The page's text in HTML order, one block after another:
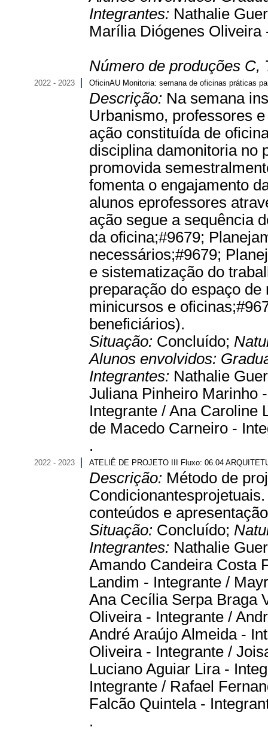
Integrantes: Nathalie
Marília Diógenes Oliveira
Número de produções C,
2022 - 2023 OficinAU Monitoria: semana de oficinas práticas
Descrição: Na semana
Urbanismo, professores
ação constituída de
disciplina damonitoria no
promovida
fomenta o engajamento
alunos eprofessores
ação segue a sequência
da oficina;#9679;
necessários;#9679;
e sistematização do
preparação do espaço
minicursos e
beneficiários).
Situação: Concluído;
Alunos envolvidos:
Integrantes: Nathalie
Juliana Pinheiro Marinho
Integrante / Ana Caroline
de Macedo Carneiro -
.
2022 - 2023 ATELIÊ DE PROJETO III Fluxo: 06.04
Descrição: Método de
conteúdos e
Situação: Concluído;
Integrantes: Nathalie
Amando Candeira Costa
Landim - Integrante /
Ana Cecília Serpa Braga
Oliveira - Integrante /
André Araújo Almeida -
Oliveira - Integrante /
Luciano Aguiar Lira -
Integrante / Rafael
Falcão Quintela -
.